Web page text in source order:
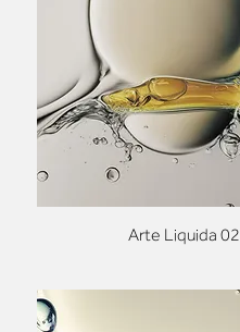
Arte Liquida 02